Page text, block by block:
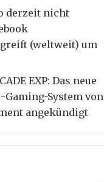
derzeit nicht
(weltweit) um
EXP: Das neue
System von
angekündigt